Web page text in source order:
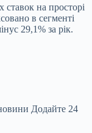
ставок на просторі
в сегменті
29,1% за рік.
Додайте 24